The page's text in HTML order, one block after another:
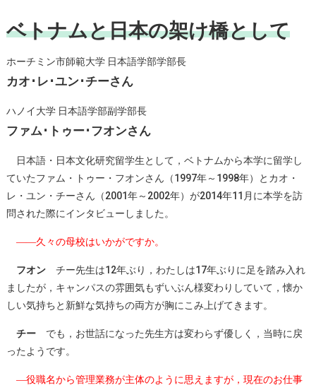
ベトナムと日本の架け橋として
ホーチミン市師範大学 日本語学部学部長
カオ･レ･ユン･チーさん
ハノイ大学 日本語学部副学部長
ファム･トゥー･フオンさん
日本語・日本文化研究留学生として，ベトナムから本学に留学し
ていたファム・トゥー・フオンさん（1997年～1998年）とカオ・
レ・ユン・チーさん（2001年～2002年）が2014年11月に本学を訪
問された際にインタビューしました。
――久々の母校はいかがですか。
フオンチー先生は12年ぶり，わたしは17年ぶりに足を踏み入れ
ましたが，キャンパスの雰囲気もずいぶん様変わりしていて，懐か
しい気持ちと新鮮な気持ちの両方が胸にこみ上げてきます。
チーでも，お世話になった先生方は変わらず優しく，当時に戻
ったようです。
―役職名から管理業務が主体のように思えますが，現在のお仕事